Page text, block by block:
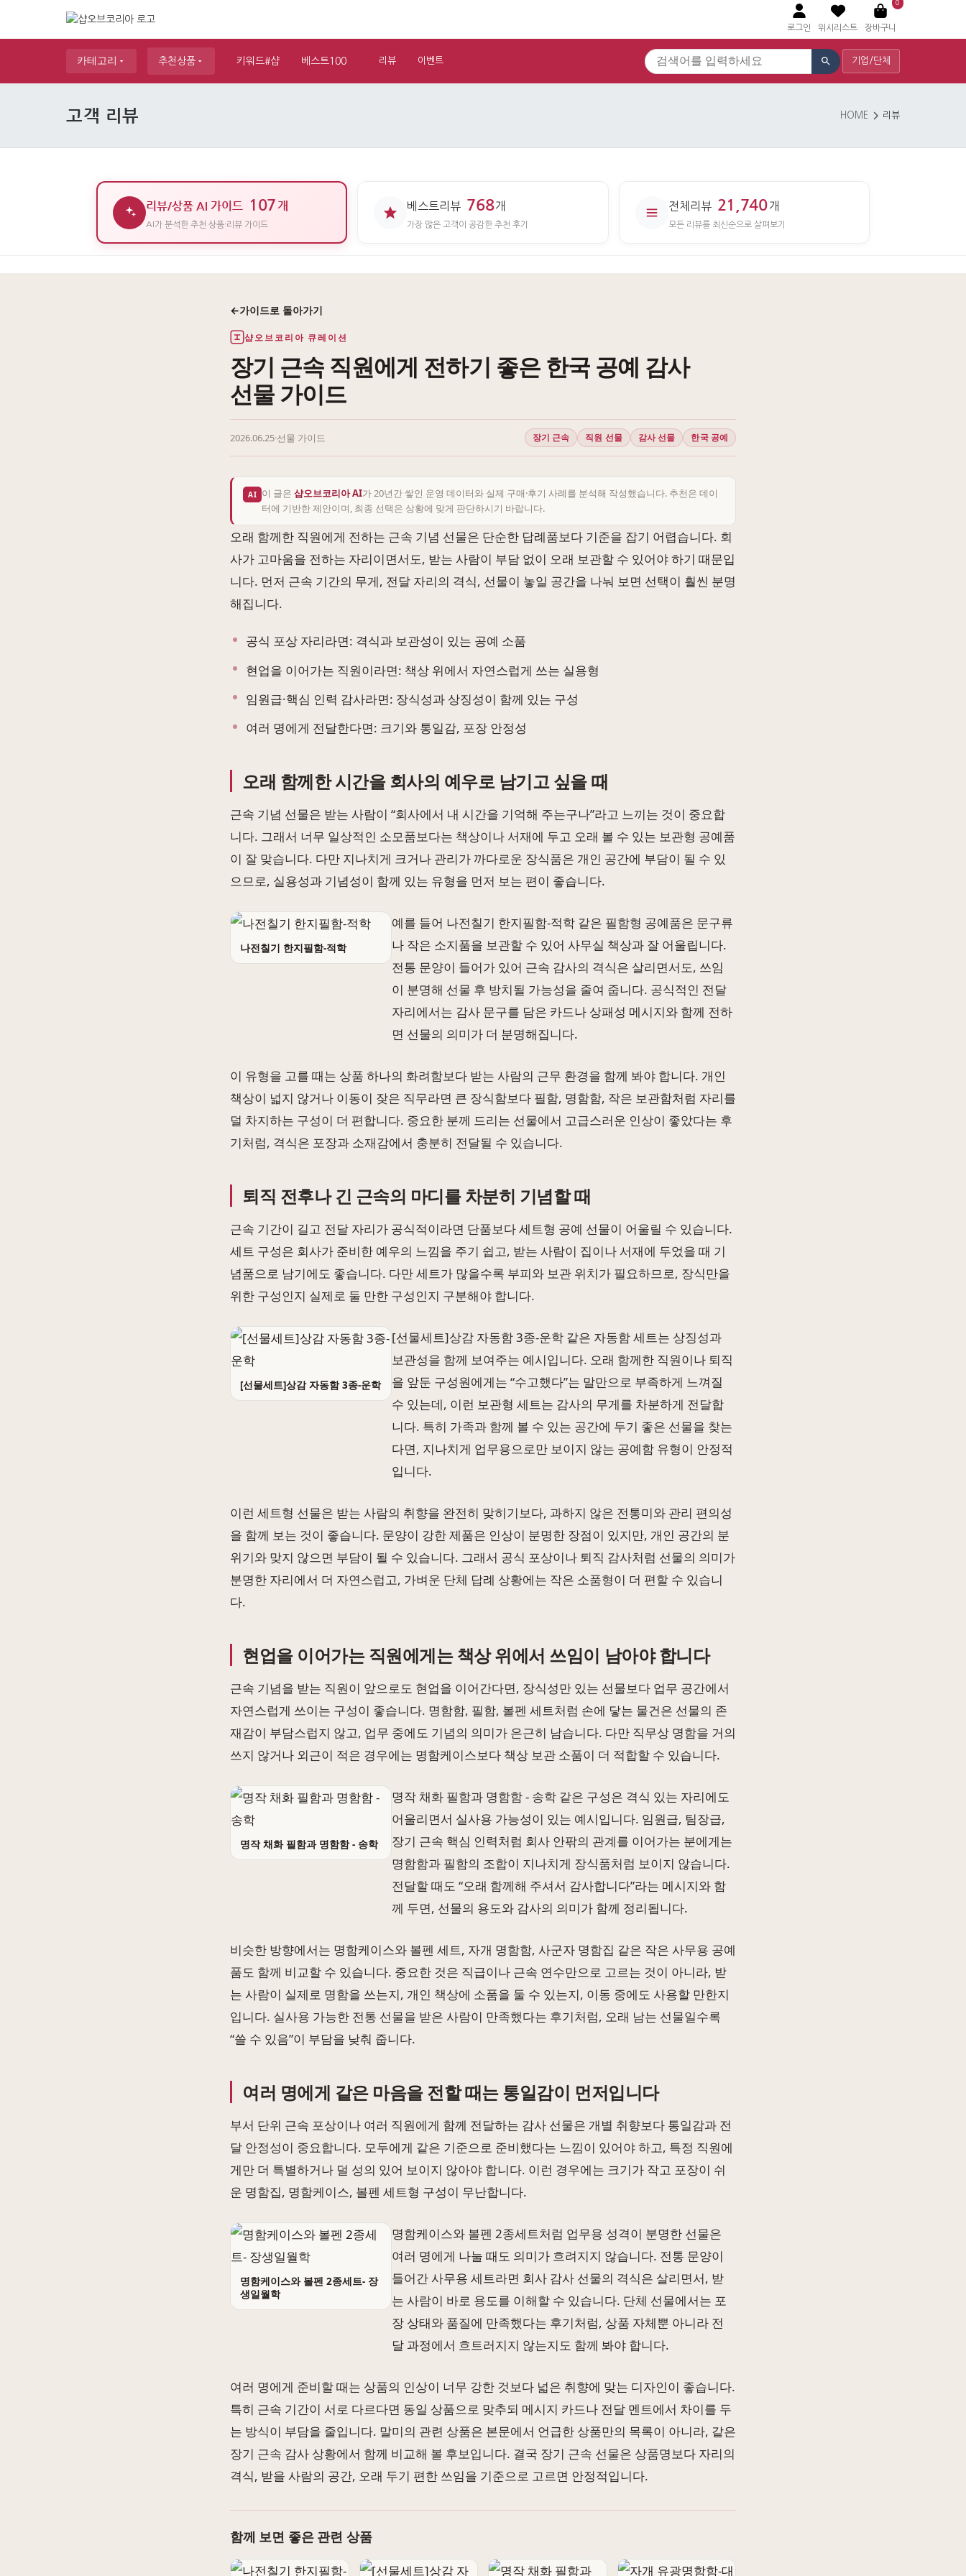
로그인 위시리스트
0
장바구니
카테고리 추천상품 키워드#샵 베스트100 리뷰 이벤트 기업/단체
고객 리뷰 HOME 리뷰
리뷰/상품 AI 가이드 107 개
AI가 분석한 추천 상품·리뷰 가이드
베스트리뷰 768개
가장 많은 고객이 공감한 추천 후기
전체리뷰 21,740개
모든 리뷰를 최신순으로 살펴보기
←가이드로 돌아가기
샵오브코리아 큐레이션
장기 근속 직원에게 전하기 좋은 한국 공예 감사
선물 가이드
2026.06.25·선물 가이드 장기 근속 직원 선물 감사 선물 한국 공예
AI 이 글은샵오브코리아 AI가 20년간 쌓인 운영 데이터와 실제 구매·후기 사례를 분석해 작성했습니다. 추천은 데이
터에 기반한 제안이며, 최종 선택은 상황에 맞게 판단하시기 바랍니다.
오래 함께한 직원에게 전하는 근속 기념 선물은 단순한 답례품보다 기준을 잡기 어렵습니다. 회
사가 고마움을 전하는 자리이면서도, 받는 사람이 부담 없이 오래 보관할 수 있어야 하기 때문입
니다. 먼저 근속 기간의 무게, 전달 자리의 격식, 선물이 놓일 공간을 나눠 보면 선택이 훨씬 분명
해집니다.
공식 포상 자리라면: 격식과 보관성이 있는 공예 소품
현업을 이어가는 직원이라면: 책상 위에서 자연스럽게 쓰는 실용형
임원급·핵심 인력 감사라면: 장식성과 상징성이 함께 있는 구성
여러 명에게 전달한다면: 크기와 통일감, 포장 안정성
오래 함께한 시간을 회사의 예우로 남기고 싶을 때
근속 기념 선물은 받는 사람이 “회사에서 내 시간을 기억해 주는구나”라고 느끼는 것이 중요합
니다. 그래서 너무 일상적인 소모품보다는 책상이나 서재에 두고 오래 볼 수 있는 보관형 공예품
이 잘 맞습니다. 다만 지나치게 크거나 관리가 까다로운 장식품은 개인 공간에 부담이 될 수 있
으므로, 실용성과 기념성이 함께 있는 유형을 먼저 보는 편이 좋습니다.
예를 들어 나전칠기 한지필함-적학 같은 필함형 공예품은 문구류
나 작은 소지품을 보관할 수 있어 사무실 책상과 잘 어울립니다.
전통 문양이 들어가 있어 근속 감사의 격식은 살리면서도, 쓰임
이 분명해 선물 후 방치될 가능성을 줄여 줍니다. 공식적인 전달
자리에서는 감사 문구를 담은 카드나 상패성 메시지와 함께 전하
면 선물의 의미가 더 분명해집니다.
나전칠기 한지필함-적학
이 유형을 고를 때는 상품 하나의 화려함보다 받는 사람의 근무 환경을 함께 봐야 합니다. 개인
책상이 넓지 않거나 이동이 잦은 직무라면 큰 장식함보다 필함, 명함함, 작은 보관함처럼 자리를
덜 차지하는 구성이 더 편합니다. 중요한 분께 드리는 선물에서 고급스러운 인상이 좋았다는 후
기처럼, 격식은 포장과 소재감에서 충분히 전달될 수 있습니다.
퇴직 전후나 긴 근속의 마디를 차분히 기념할 때
근속 기간이 길고 전달 자리가 공식적이라면 단품보다 세트형 공예 선물이 어울릴 수 있습니다.
세트 구성은 회사가 준비한 예우의 느낌을 주기 쉽고, 받는 사람이 집이나 서재에 두었을 때 기
념품으로 남기에도 좋습니다. 다만 세트가 많을수록 부피와 보관 위치가 필요하므로, 장식만을
위한 구성인지 실제로 둘 만한 구성인지 구분해야 합니다.
[선물세트]상감 자동함 3종-운학
[선물세트]상감 자동함 3종-운학 같은 자동함 세트는 상징성과
보관성을 함께 보여주는 예시입니다. 오래 함께한 직원이나 퇴직
을 앞둔 구성원에게는 “수고했다”는 말만으로 부족하게 느껴질
수 있는데, 이런 보관형 세트는 감사의 무게를 차분하게 전달합
니다. 특히 가족과 함께 볼 수 있는 공간에 두기 좋은 선물을 찾는
다면, 지나치게 업무용으로만 보이지 않는 공예함 유형이 안정적
입니다.
이런 세트형 선물은 받는 사람의 취향을 완전히 맞히기보다, 과하지 않은 전통미와 관리 편의성
을 함께 보는 것이 좋습니다. 문양이 강한 제품은 인상이 분명한 장점이 있지만, 개인 공간의 분
위기와 맞지 않으면 부담이 될 수 있습니다. 그래서 공식 포상이나 퇴직 감사처럼 선물의 의미가
분명한 자리에서 더 자연스럽고, 가벼운 단체 답례 상황에는 작은 소품형이 더 편할 수 있습니
다.
현업을 이어가는 직원에게는 책상 위에서 쓰임이 남아야 합니다
근속 기념을 받는 직원이 앞으로도 현업을 이어간다면, 장식성만 있는 선물보다 업무 공간에서
자연스럽게 쓰이는 구성이 좋습니다. 명함함, 필함, 볼펜 세트처럼 손에 닿는 물건은 선물의 존
재감이 부담스럽지 않고, 업무 중에도 기념의 의미가 은근히 남습니다. 다만 직무상 명함을 거의
쓰지 않거나 외근이 적은 경우에는 명함케이스보다 책상 보관 소품이 더 적합할 수 있습니다.
명작 채화 필함과 명함함 - 송학 같은 구성은 격식 있는 자리에도
어울리면서 실사용 가능성이 있는 예시입니다. 임원급, 팀장급,
장기 근속 핵심 인력처럼 회사 안팎의 관계를 이어가는 분에게는
명함함과 필함의 조합이 지나치게 장식품처럼 보이지 않습니다.
전달할 때도 “오래 함께해 주셔서 감사합니다”라는 메시지와 함
께 두면, 선물의 용도와 감사의 의미가 함께 정리됩니다.
명작 채화 필함과 명함함 - 송학
비슷한 방향에서는 명함케이스와 볼펜 세트, 자개 명함함, 사군자 명함집 같은 작은 사무용 공예
품도 함께 비교할 수 있습니다. 중요한 것은 직급이나 근속 연수만으로 고르는 것이 아니라, 받
는 사람이 실제로 명함을 쓰는지, 개인 책상에 소품을 둘 수 있는지, 이동 중에도 사용할 만한지
입니다. 실사용 가능한 전통 선물을 받은 사람이 만족했다는 후기처럼, 오래 남는 선물일수록
“쓸 수 있음”이 부담을 낮춰 줍니다.
여러 명에게 같은 마음을 전할 때는 통일감이 먼저입니다
부서 단위 근속 포상이나 여러 직원에게 함께 전달하는 감사 선물은 개별 취향보다 통일감과 전
달 안정성이 중요합니다. 모두에게 같은 기준으로 준비했다는 느낌이 있어야 하고, 특정 직원에
게만 더 특별하거나 덜 성의 있어 보이지 않아야 합니다. 이런 경우에는 크기가 작고 포장이 쉬
운 명함집, 명함케이스, 볼펜 세트형 구성이 무난합니다.
명함케이스와 볼펜 2종세트- 장
생일월학
명함케이스와 볼펜 2종세트처럼 업무용 성격이 분명한 선물은
여러 명에게 나눌 때도 의미가 흐려지지 않습니다. 전통 문양이
들어간 사무용 세트라면 회사 감사 선물의 격식은 살리면서, 받
는 사람이 바로 용도를 이해할 수 있습니다. 단체 선물에서는 포
장 상태와 품질에 만족했다는 후기처럼, 상품 자체뿐 아니라 전
달 과정에서 흐트러지지 않는지도 함께 봐야 합니다.
여러 명에게 준비할 때는 상품의 인상이 너무 강한 것보다 넓은 취향에 맞는 디자인이 좋습니다.
특히 근속 기간이 서로 다르다면 동일 상품으로 맞추되 메시지 카드나 전달 멘트에서 차이를 두
는 방식이 부담을 줄입니다. 말미의 관련 상품은 본문에서 언급한 상품만의 목록이 아니라, 같은
장기 근속 감사 상황에서 함께 비교해 볼 후보입니다. 결국 장기 근속 선물은 상품명보다 자리의
격식, 받을 사람의 공간, 오래 두기 편한 쓰임을 기준으로 고르면 안정적입니다.
함께 보면 좋은 관련 상품